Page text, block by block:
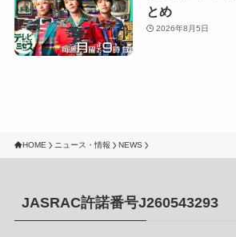
とめ
2026年8月5日
HOME ニュース・情報 NEWS
JASRAC許諾番号J260543293